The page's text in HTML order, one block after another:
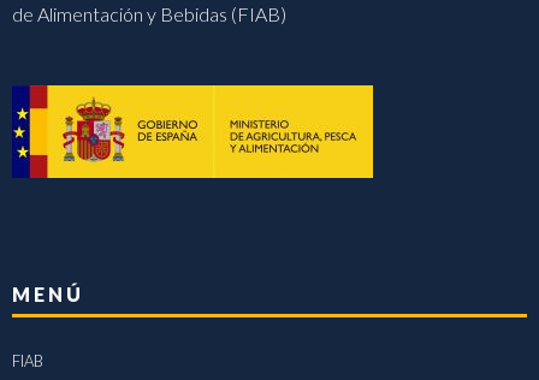
de Alimentación y Bebidas (FIAB)
MENÚ
FIAB